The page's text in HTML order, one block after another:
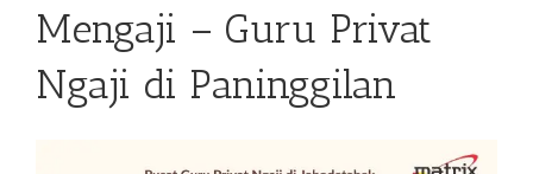
Mengaji – Guru Privat
Ngaji di Paninggilan